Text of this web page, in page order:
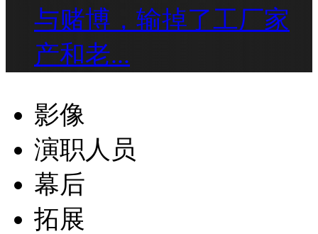
与赌博，输掉了工厂家
产和老...
影像
演职人员
幕后
拓展